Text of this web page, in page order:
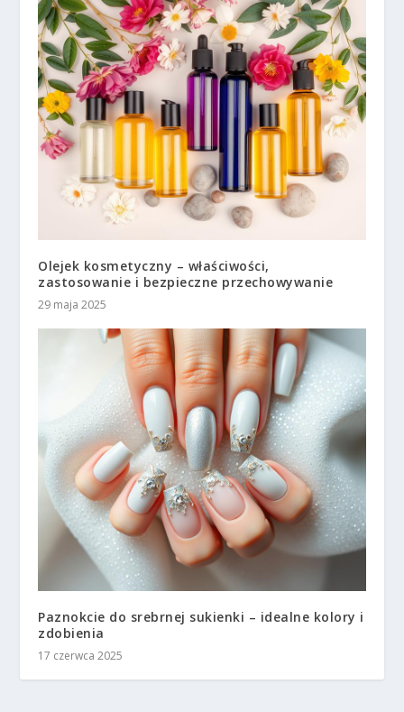
Olejek kosmetyczny – właściwości,
zastosowanie i bezpieczne przechowywanie
29 maja 2025
Paznokcie do srebrnej sukienki – idealne kolory i
zdobienia
17 czerwca 2025